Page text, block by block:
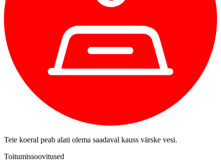
Teie koeral peab alati olema saadaval kauss värske vesi.
Toitumissoovitused